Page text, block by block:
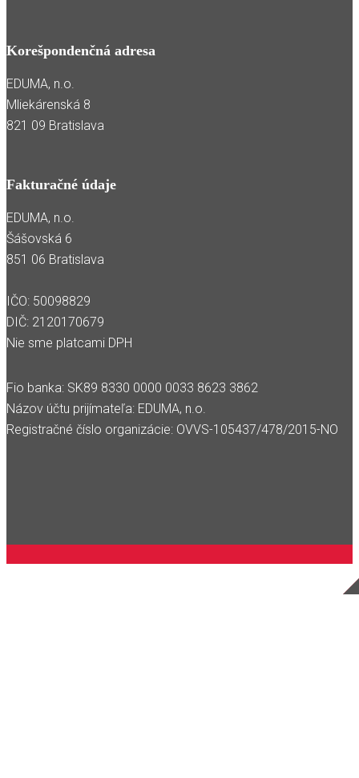
Korešpondenčná adresa
EDUMA, n.o.
Mliekárenská 8
821 09 Bratislava
Fakturačné údaje
EDUMA, n.o.
Šášovská 6
851 06 Bratislava
IČO: 50098829
DIČ: 2120170679
Nie sme platcami DPH
Fio banka: SK89 8330 0000 0033 8623 3862
Názov účtu prijímateľa: EDUMA, n.o.
Registračné číslo organizácie: OVVS-105437/478/2015-NO